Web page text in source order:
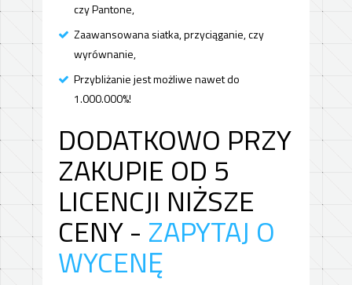
czy Pantone,
Zaawansowana siatka, przyciąganie, czy
wyrównanie,
Przybliżanie jest możliwe nawet do
1.000.000%!
DODATKOWO PRZY
ZAKUPIE OD 5
LICENCJI NIŻSZE
CENY - ZAPYTAJ O
WYCENĘ